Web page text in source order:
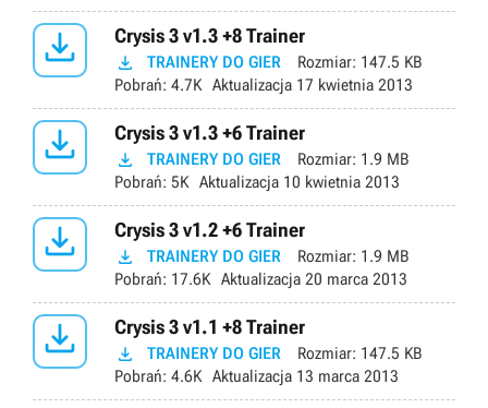
 Crysis 3 v1.3 +8 Trainer
 TRAINERY DO GIER Rozmiar: 147.5 KB
Pobrań: 4.7K Aktualizacja 17 kwietnia 2013
 Crysis 3 v1.3 +6 Trainer
 TRAINERY DO GIER Rozmiar: 1.9 MB
Pobrań: 5K Aktualizacja 10 kwietnia 2013
 Crysis 3 v1.2 +6 Trainer
 TRAINERY DO GIER Rozmiar: 1.9 MB
Pobrań: 17.6K Aktualizacja 20 marca 2013
 Crysis 3 v1.1 +8 Trainer
 TRAINERY DO GIER Rozmiar: 147.5 KB
Pobrań: 4.6K Aktualizacja 13 marca 2013